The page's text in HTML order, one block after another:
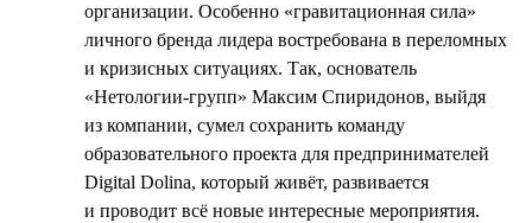
организации. Особенно «гравитационная сила»
личного бренда лидера востребована в переломных
и кризисных ситуациях. Так, основатель
«Нетологии-групп» Максим Спиридонов, выйдя
из компании, сумел сохранить команду
образовательного проекта для предпринимателей
Digital Dolina, который живёт, развивается
и проводит всё новые интересные мероприятия.